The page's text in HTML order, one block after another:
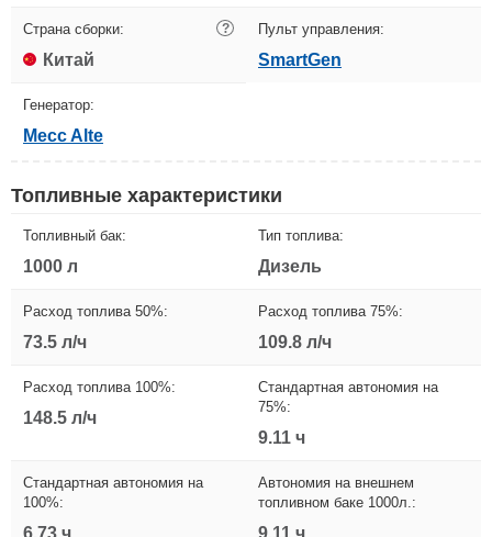
Страна сборки: ?
Китай
Пульт управления:
SmartGen
Генератор:
Mecc Alte
Топливные характеристики
Топливный бак:
1000 л
Тип топлива:
Дизель
Расход топлива 50%:
73.5 л/ч
Расход топлива 75%:
109.8 л/ч
Расход топлива 100%:
148.5 л/ч
Стандартная автономия на
75%:
9.11 ч
Стандартная автономия на
100%:
6.73 ч
Автономия на внешнем
топливном баке 1000л.:
9.11 ч